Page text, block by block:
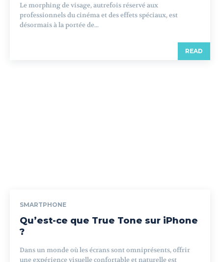
Le morphing de visage, autrefois réservé aux
professionnels du cinéma et des effets spéciaux, est
désormais à la portée de...
READ
SMARTPHONE
Qu’est-ce que True Tone sur iPhone
?
Dans un monde où les écrans sont omniprésents, offrir
une expérience visuelle confortable et naturelle est